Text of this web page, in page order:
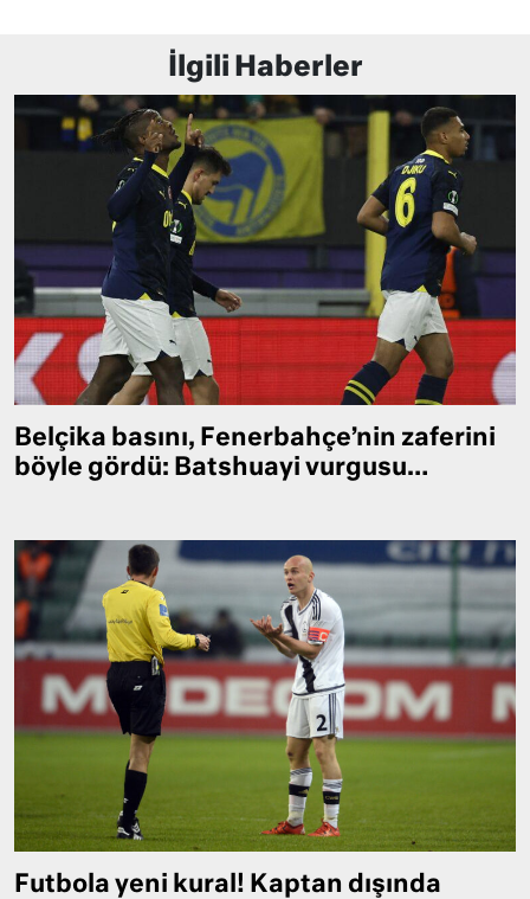
İlgili Haberler
Belçika basını, Fenerbahçe’nin zaferini
böyle gördü: Batshuayi vurgusu…
Futbola yeni kural! Kaptan dışında